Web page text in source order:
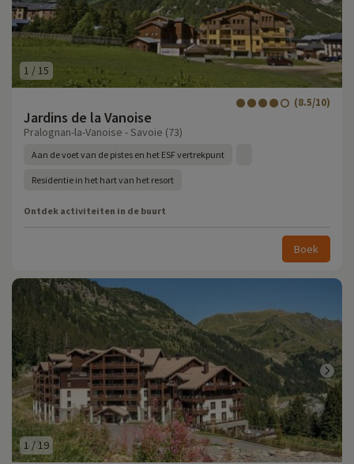
1 / 15
Jardins de la Vanoise
(8.5/10)
Pralognan-la-Vanoise - Savoie (73)
Aan de voet van de pistes en het ESF vertrekpunt
Residentie in het hart van het resort
Ontdek activiteiten in de buurt
Boek
1 / 19